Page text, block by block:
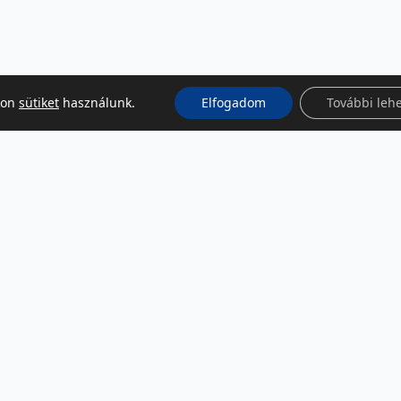
sütikethasználunk. Elfogadom További